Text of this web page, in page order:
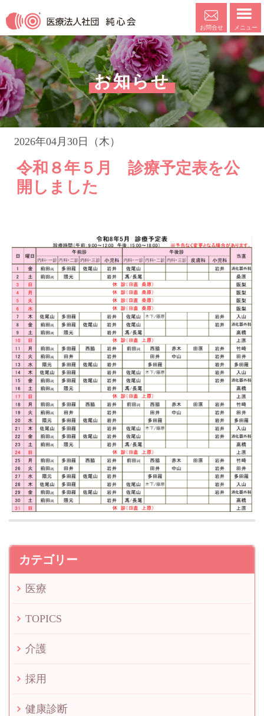
メニュー
お問合せ
お知らせ
2026年04月30日（木）
令和８年５月 診療予定表を公
開しました
カテゴリー
医療
TOPICS
介護
採用
健康診断